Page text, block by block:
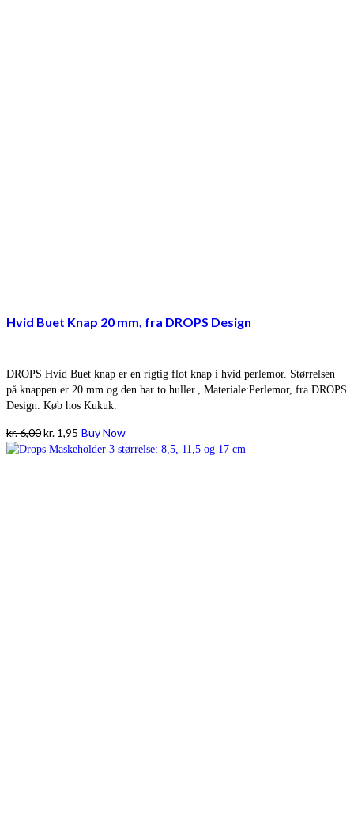
Hvid Buet Knap 20 mm, fra DROPS Design
DROPS Hvid Buet knap er en rigtig flot knap i hvid perlemor. Størrelsen
på knappen er 20 mm og den har to huller., Materiale:Perlemor, fra DROPS
Design. Køb hos Kukuk.
kr.6,00Den
oprindelige
kr. 1,95 Den
aktuelle
Buy Now